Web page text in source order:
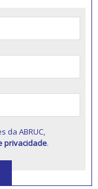
da ABRUC,
privacidade.